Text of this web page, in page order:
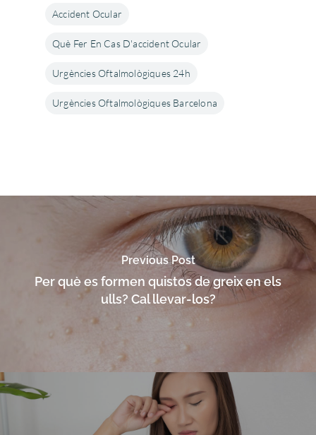
Accident Ocular
Què Fer En Cas D'accident Ocular
Urgències Oftalmològiques 24h
Urgències Oftalmològiques Barcelona
Previous Post
Per què es formen quistos de greix en els
ulls? Cal llevar-los?